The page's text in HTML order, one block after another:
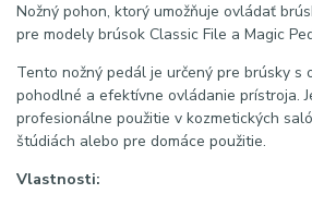
Nožný pohon, ktorý umožňuje ovládať
pre modely brúsok Classic File a Magic
Tento nožný pedál je určený pre brúsky s
pohodlné a efektívne ovládanie prístroja.
profesionálne použitie v kozmetických
štúdiách alebo pre domáce použitie.
Vlastnosti: